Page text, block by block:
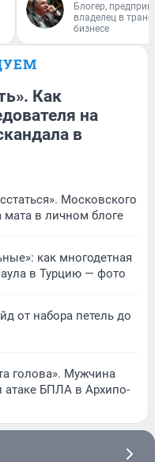
Блогер,
владелец в
бизнесе
Как
на
в
Московского
мата в личном блоге
как многодетная
в Турцию — фото
от набора петель до
голова». Мужчина
атаке БПЛА в Архипо-